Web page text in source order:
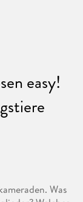
easy!
Was